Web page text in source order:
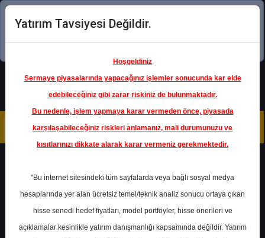
Şimdi uygulamayı indirin!
Ana Sayfa Raporlar
Ak Yatırım
Rapor Detay
Yatırım Tavsiyesi Değildir.
Hoşgeldiniz
Sermaye piyasalarında yapacağınız işlemler sonucunda kar elde
edebileceğiniz gibi zarar riskiniz de bulunmaktadır.
Bu nedenle, işlem yapmaya karar vermeden önce, piyasada
karşılaşabileceğiniz riskleri anlamanız, mali durumunuzu ve
kısıtlarınızı dikkate alarak karar vermeniz gerekmektedir.
"Bu internet sitesindeki tüm sayfalarda veya bağlı sosyal medya
hesaplarında yer alan ücretsiz temel/teknik analiz sonucu ortaya çıkan
hisse senedi hedef fiyatları, model portföyler, hisse önerileri ve
açıklamalar kesinlikle yatırım danışmanlığı kapsamında değildir. Yatırım